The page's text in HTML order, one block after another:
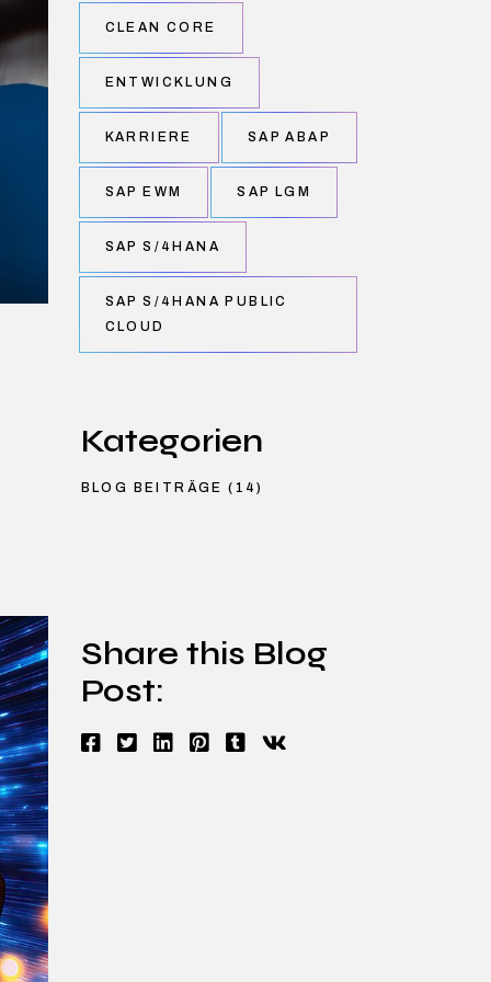
CLEAN CORE
ENTWICKLUNG
KARRIERE SAP ABAP
SAP EWM SAP LGM
SAP S/4HANA
SAP S/4HANA PUBLIC
CLOUD
Kategorien
BLOG BEITRÄGE (14)
Share this Blog
Post: